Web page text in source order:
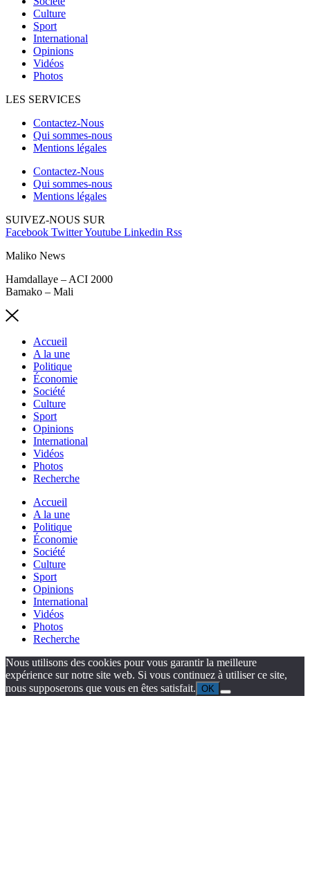
Culture
Sport
International
Opinions
Vidéos
Photos
LES SERVICES
Contactez-Nous
Qui sommes-nous
Mentions légales
Contactez-Nous
Qui sommes-nous
Mentions légales
SUIVEZ-NOUS SUR
Facebook TwitterYoutube Linkedin Rss
Maliko News
Hamdallaye – ACI 2000
Bamako – Mali
Accueil
A la une
Politique
Économie
Société
Culture
Sport
Opinions
International
Vidéos
Photos
Recherche
Accueil
A la une
Politique
Économie
Société
Culture
Sport
Opinions
International
Vidéos
Photos
Recherche
Nous utilisons des cookies pour vous garantir la meilleure
expérience sur notre site web. Si vous continuez à utiliser ce site,
nous supposerons que vous en êtes satisfait. OK